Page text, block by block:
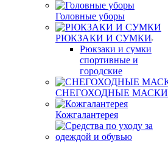
Головные уборы
РЮКЗАКИ И СУМКИ
Рюкзаки и сумки
спортивные и
городские
СНЕГОХОДНЫЕ МАСКИ
Кожгалантерея